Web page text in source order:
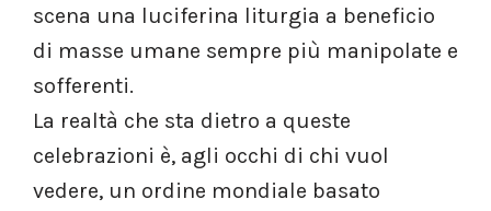
scena una luciferina liturgia a beneficio
di masse umane sempre più manipolate e
sofferenti.
La realtà che sta dietro a queste
celebrazioni è, agli occhi di chi vuol
vedere, un ordine mondiale basato